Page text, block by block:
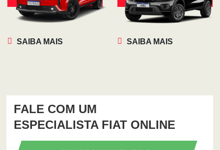
SAIBA MAIS SAIBA MAIS
FALE COM UM
ESPECIALISTA FIAT ONLINE